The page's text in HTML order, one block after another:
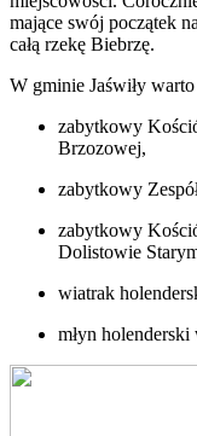
mające swój początek
całą rzekę Biebrzę.
W gminie Jaświły
zabytkowy
Brzozowej,
zabytkowy
zabytkowy
Dolistowie
wiatrak
młyn